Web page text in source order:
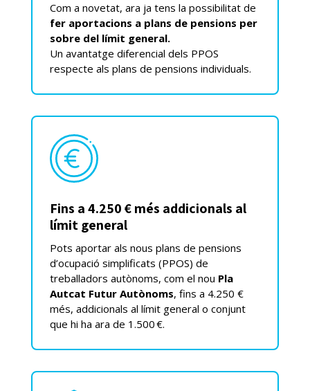
Com a novetat, ara ja tens la possibilitat de
fer aportacions a plans de pensions per
sobre del límit general.
Un avantatge diferencial dels PPOS
respecte als plans de pensions individuals.
Fins a 4.250 € més addicionals al
límit general
Pots aportar als nous plans de pensions
d’ocupació simplificats (PPOS) de
treballadors autònoms, com el nou Pla
Autcat Futur Autònoms, fins a 4.250 €
més, addicionals al límit general o conjunt
que hi ha ara de 1.500 €.